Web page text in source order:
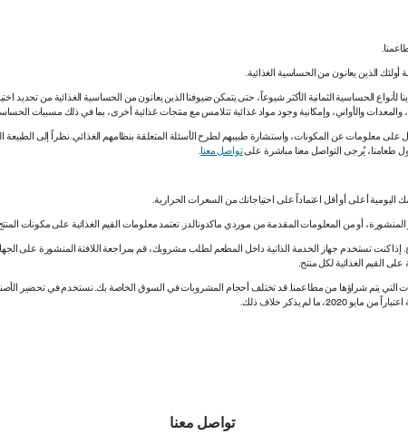
أولئك الذين يعانون من الحساسية الغذائية.
لأنواع الحساسية الثمانية الأكثر شيوعاً، حتى يتمكن ضيوفنا الذين يعانون من الحساسية الغذائية من
والأواني، وإمكانية وجود مواد غذائية تتلامس مع منتجات غذائية أخرى، بما في ذلك مسببات
معلومات عن المكونات، واستشارة طبيبهم لطرح الأسئلة المتعلقة بنظامهم الغذائي. نظراً إلى الطبيعة
طعامنا، يُرجى التواصل معنا مباشرة علىتواصل معنا.
أو من المعلومات المقدمة من موردي ماكدونالدز. تعتمد معلومات القيم الغذائية على مكونات
إذا كنت تستخدم جهاز الخدمة الذاتية داخل المطعم لطلب مشروبك، قم بمراجعة اللافتة المنشورة على
على القيم الغذائية لكل منتج.
التي يتم شراؤها من مطاعمنا. قد تختلف أحجام المشروبات في السوق الخاصة بك. نستخدم في تحضير
لم يذكر خلاف ذلك.
تواصل معنا